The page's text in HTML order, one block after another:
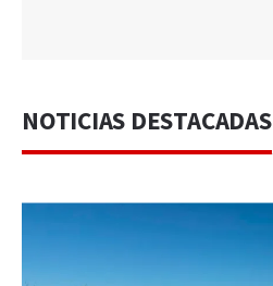
NOTICIAS DESTACADAS